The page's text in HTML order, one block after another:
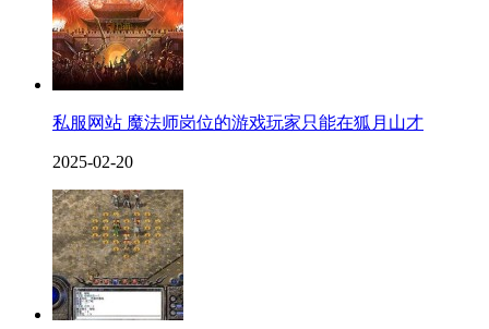
私服网站 魔法师岗位的游戏玩家只能在狐月山才
2025-02-20